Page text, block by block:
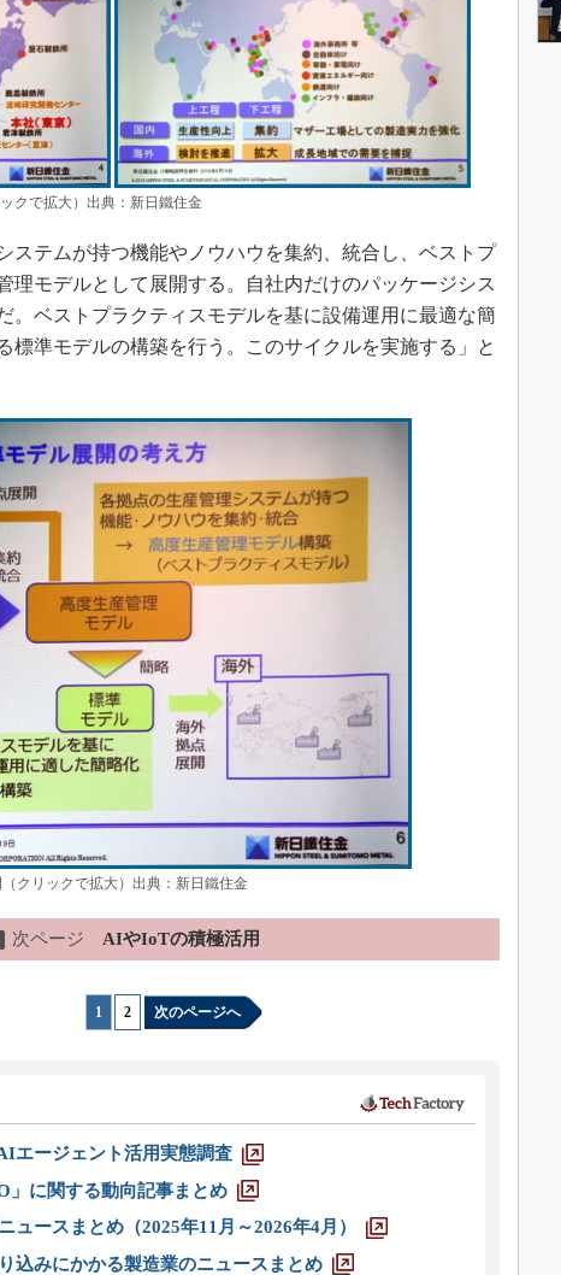
クで拡大）出典：新日鐵住金
テムが持つ機能やノウハウを集約、統合し、ベストプ
理モデルとして展開する。自社内だけのパッケージシス
。ベストプラクティスモデルを基に設備運用に最適な簡
標準モデルの構築を行う。このサイクルを実施する」と
クリックで拡大）出典：新日鐵住金
次ページ AIやIoTの積極活用
1 2 次のページへ
エージェント活用実態調査
」に関する動向記事まとめ
ュースまとめ（2025年11月～2026年4月）
込みにかかる製造業のニュースまとめ